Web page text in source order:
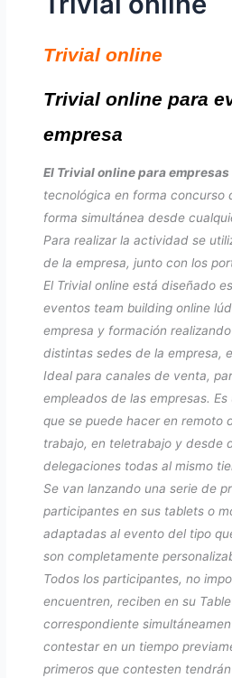
Trivial online
Trivial online para
empresa
El Trivial online para empresas
tecnológica en forma concurso
forma simultánea desde
Para realizar la actividad se
de la empresa, junto con los
El Trivial online está diseñado
eventos team building online
empresa y formación
distintas sedes de la empresa,
Ideal para canales de venta,
empleados de las empresas.
que se puede hacer en remoto
trabajo, en teletrabajo y desde
delegaciones todas al mismo
Se van lanzando una serie de
participantes en sus tablets o
adaptadas al evento del tipo
son completamente
Todos los participantes, no
encuentren, reciben en su
correspondiente
contestar en un tiempo
primeros que contesten